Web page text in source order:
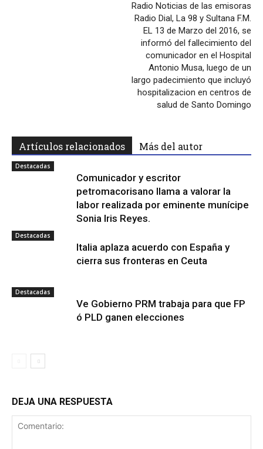
Radio Noticias de las emisoras
Radio Dial, La 98 y Sultana F.M.
EL 13 de Marzo del 2016, se
informó del fallecimiento del
comunicador en el Hospital
Antonio Musa, luego de un
largo padecimiento que incluyó
hospitalizacion en centros de
salud de Santo Domingo
Artículos relacionados Más del autor
Destacadas
Comunicador y escritor
petromacorisano llama a valorar la
labor realizada por eminente munícipe
Sonia Iris Reyes.
Destacadas
Italia aplaza acuerdo con España y
cierra sus fronteras en Ceuta
Destacadas
Ve Gobierno PRM trabaja para que FP
ó PLD ganen elecciones
DEJA UNA RESPUESTA